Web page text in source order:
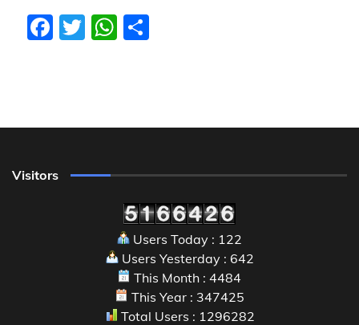
Facebook
TwitterWhatsApp
Visitors
Users Today : 122
Users Yesterday : 642
This Month : 4484
This Year : 347425
Total Users : 1296282